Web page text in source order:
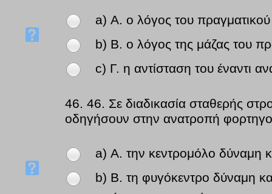
a) Α. ο λόγος του πραγματικού
b) Β. ο λόγος της μάζας του
c) Γ. η αντίσταση του έναντι
46. 46. Σε διαδικασία σταθερής
οδηγήσουν στην ανατροπή
a) Α. την κεντρομόλο δύναμη
b) Β. τη φυγόκεντρο δύναμη